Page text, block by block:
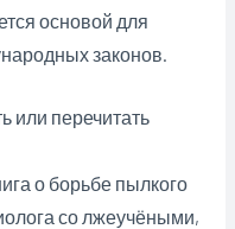
основой для
законов.
или перечитать
о борьбе пылкого
со лжеучёными,